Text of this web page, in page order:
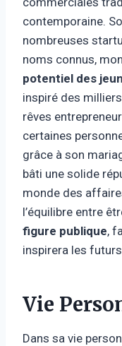
contemporaine.
nombreuses
noms connus,
potentiel des
inspiré des
rêves
certaines
grâce à son
bâti une solide
monde des
l’équilibre entre
figure publique,
inspirera les
Vie
Dans sa vie